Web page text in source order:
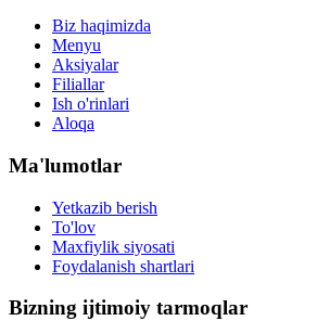
Biz haqimizda
Menyu
Aksiyalar
Filiallar
Ish o'rinlari
Aloqa
Ma'lumotlar
Yetkazib berish
To'lov
Maxfiylik siyosati
Foydalanish shartlari
Bizning ijtimoiy tarmoqlar